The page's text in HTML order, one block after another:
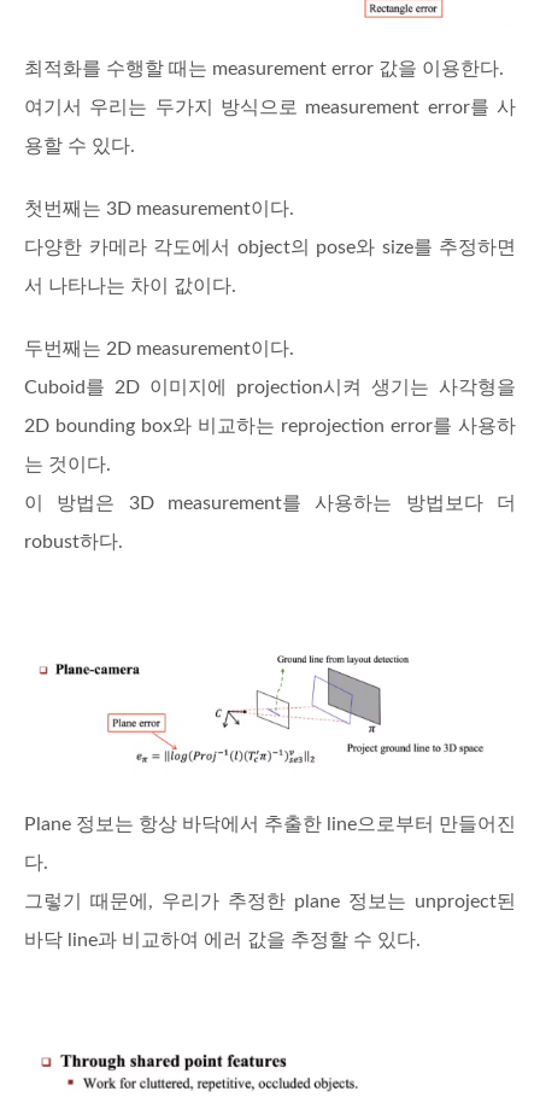
최적화를 수행할 때는 measurement error 값을 이용한다.
여기서 우리는 두가지 방식으로 measurement error를 사
용할 수 있다.
첫번째는 3D measurement이다.
다양한 카메라 각도에서 object의 pose와 size를 추정하면
서 나타나는 차이 값이다.
두번째는 2D measurement이다.
Cuboid를 2D 이미지에 projection시켜 생기는 사각형을
2D bounding box와 비교하는 reprojection error를 사용하
는 것이다.
이 방법은 3D measurement를 사용하는 방법보다 더
robust하다.
Plane 정보는 항상 바닥에서 추출한 line으로부터 만들어진
다.
그렇기 때문에, 우리가 추정한 plane 정보는 unproject된
바닥 line과 비교하여 에러 값을 추정할 수 있다.